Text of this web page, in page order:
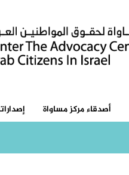
أصدقاء مركز مساواة